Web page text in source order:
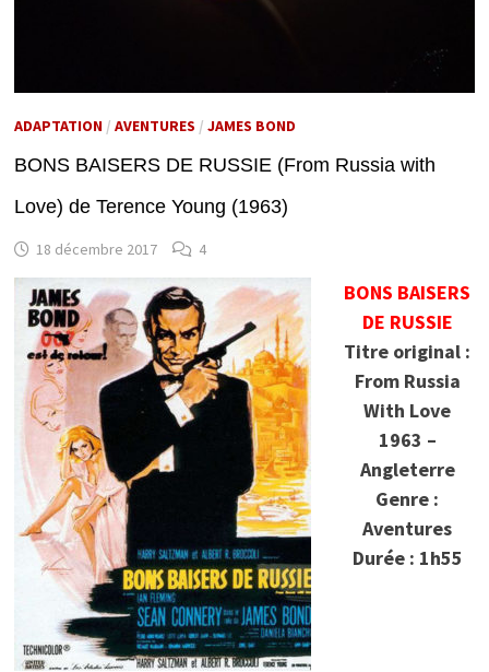
ADAPTATION/ AVENTURES / JAMES BOND
BONS BAISERS DE RUSSIE (From Russia with
Love) de Terence Young (1963)
18 décembre 2017 4
BONS BAISERS
DE RUSSIE
Titre original :
From Russia
With Love
1963 –
Angleterre
Genre :
Aventures
Durée : 1h55